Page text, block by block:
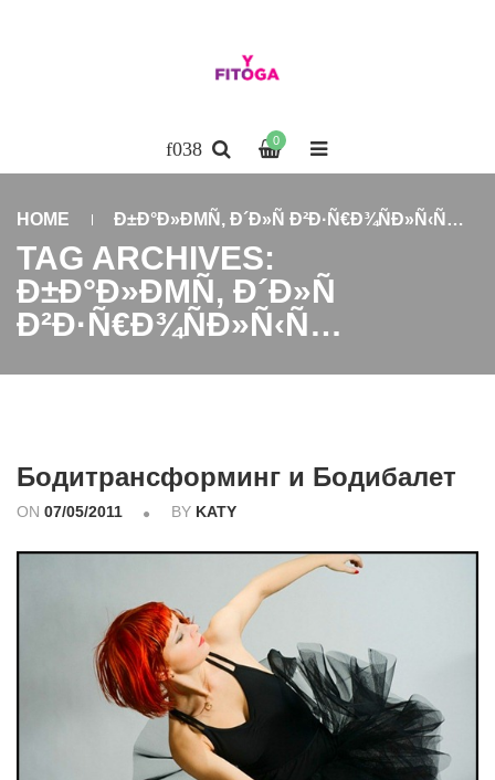
0
HOME Ð±Ð°Ð»ÐΜÑ‚ Ð´Ð»Ñ Ð²Ð·Ñ€Ð¾ÑÐ»Ñ‹Ñ…
TAG ARCHIVES:
Ð±Ð°Ð»ÐΜÑ‚ Ð´Ð»Ñ
Ð²Ð·Ñ€Ð¾ÑÐ»Ñ‹Ñ…
Бодитрансформинг и Бодибалет
ON 07/05/2011 BY KATY